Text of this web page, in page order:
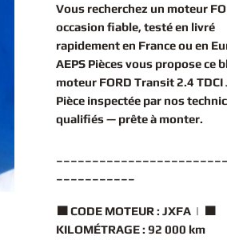
Vous recherchez un moteur
occasion fiable, testé en livré
rapidement en France ou en
AEPS Pièces vous propose ce
moteur FORD Transit 2.4 TDCI
Pièce inspectée par nos
qualifiés — prête à monter.
🟧CODE MOTEUR : JXFA | 🟧
KILOMÉTRAGE : 92 000 km